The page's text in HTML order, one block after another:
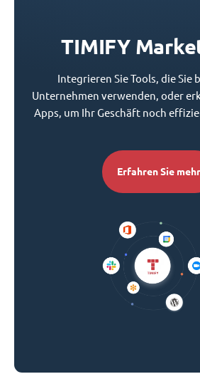
TIMIFY
Integrieren Sie Tools, die Sie
Unternehmen verwenden, oder
Apps, um Ihr Geschäft noch
Erfahren Sie mehr